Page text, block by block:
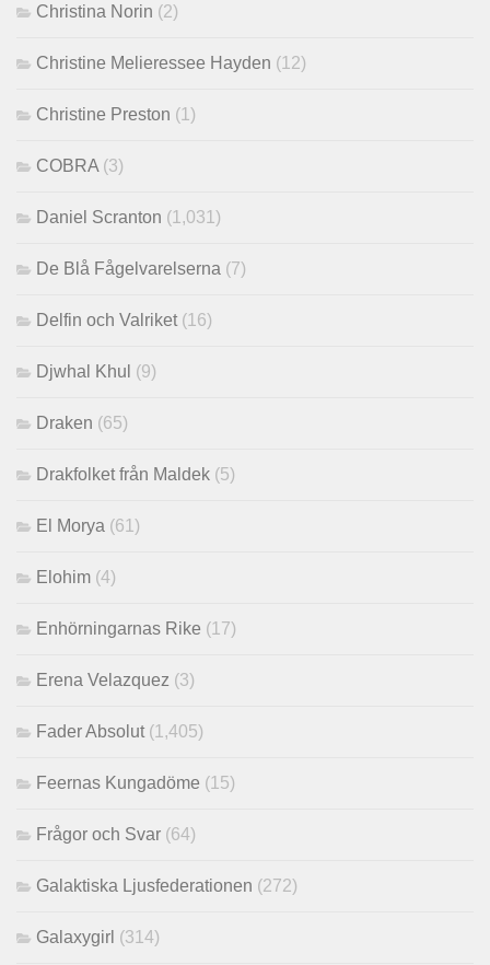
Christina Norin (2)
Christine Melieressee Hayden (12)
Christine Preston (1)
COBRA (3)
Daniel Scranton (1,031)
De Blå Fågelvarelserna (7)
Delfin och Valriket (16)
Djwhal Khul (9)
Draken (65)
Drakfolket från Maldek (5)
El Morya (61)
Elohim (4)
Enhörningarnas Rike (17)
Erena Velazquez (3)
Fader Absolut (1,405)
Feernas Kungadöme (15)
Frågor och Svar (64)
Galaktiska Ljusfederationen (272)
Galaxygirl (314)